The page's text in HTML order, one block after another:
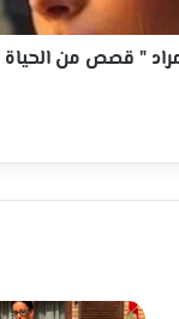
" قصص من الحياة